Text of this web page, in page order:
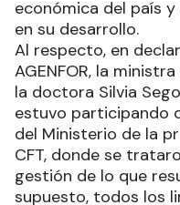
económica del país
en su desarrollo.
Al respecto, en
AGENFOR, la
la doctora Silvia
estuvo participando
del Ministerio de la
CFT, donde se
gestión de lo que
supuesto, todos los